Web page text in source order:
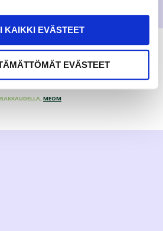
KAIKKI EVÄSTEET
EVÄSTEET
RAKKAUDELLA, MEOM